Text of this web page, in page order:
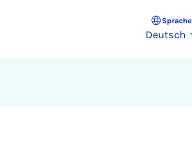
Sprache
Deutsch